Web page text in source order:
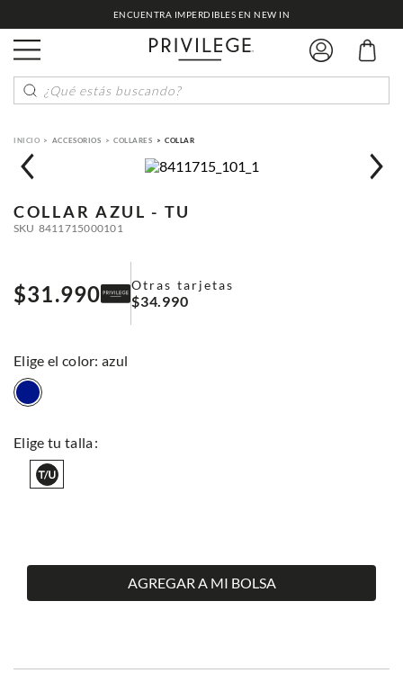
ENCUENTRA IMPERDIBLES EN NEW IN
¿Qué estás buscando?
ACCESORIOS COLLARES COLLAR
COLLAR AZUL - TU
SKU 8411715000101
$31.990 Otras tarjetas
$34.990
: azul
AGREGAR A MI BOLSA